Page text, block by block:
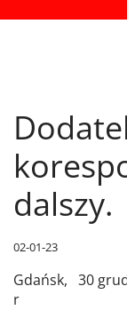
dalszy.
02-01-23
Gdańsk, 30